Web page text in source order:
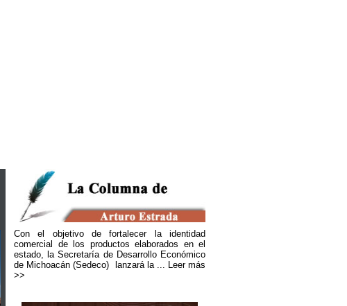
Con el objetivo de fortalecer la identidad
comercial de los productos elaborados en el
estado, la Secretaría de Desarrollo Económico
de Michoacán (Sedeco) lanzará la ... Leer más
>>